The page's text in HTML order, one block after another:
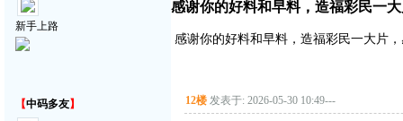
新手上路
感谢你的好料和早料，造福彩民一
感谢你的好料和早料，造福彩民一大片
【中码多友】 12楼 发表于: 2026-05-30 10:49---